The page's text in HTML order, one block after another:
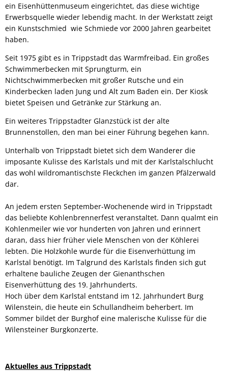
ein Eisenhüttenmuseum eingerichtet, das diese wichtige
Erwerbsquelle wieder lebendig macht. In der Werkstatt zeigt
ein Kunstschmied wie Schmiede vor 2000 Jahren gearbeitet
haben.
Seit 1975 gibt es in Trippstadt das Warmfreibad. Ein großes
Schwimmerbecken mit Sprungturm, ein
Nichtschwimmerbecken mit großer Rutsche und ein
Kinderbecken laden Jung und Alt zum Baden ein. Der Kiosk
bietet Speisen und Getränke zur Stärkung an.
Ein weiteres Trippstadter Glanzstück ist der alte
Brunnenstollen, den man bei einer Führung begehen kann.
Unterhalb von Trippstadt bietet sich dem Wanderer die
imposante Kulisse des Karlstals und mit der Karlstalschlucht
das wohl wildromantischste Fleckchen im ganzen Pfälzerwald
dar.
An jedem ersten September-Wochenende wird in Trippstadt
das beliebte Kohlenbrennerfest veranstaltet. Dann qualmt ein
Kohlenmeiler wie vor hunderten von Jahren und erinnert
daran, dass hier früher viele Menschen von der Köhlerei
lebten. Die Holzkohle wurde für die Eisenverhüttung im
Karlstal benötigt. Im Talgrund des Karlstals finden sich gut
erhaltene bauliche Zeugen der Gienanthschen
Eisenverhüttung des 19. Jahrhunderts.
Hoch über dem Karlstal entstand im 12. Jahrhundert Burg
Wilenstein, die heute ein Schullandheim beherbert. Im
Sommer bildet der Burghof eine malerische Kulisse für die
Wilensteiner Burgkonzerte.
Aktuelles aus Trippstadt